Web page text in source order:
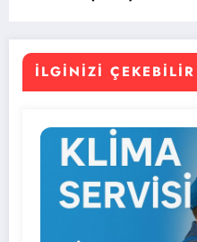
İLGINIZI ÇEKEBILIR